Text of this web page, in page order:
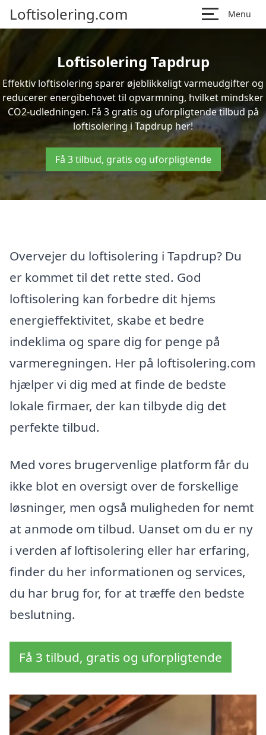
Loftisolering.com Menu
Loftisolering Tapdrup
Effektiv loftisolering sparer øjeblikkeligt varmeudgifter og
reducerer energibehovet til opvarmning, hvilket mindsker
CO2-udledningen. Få 3 gratis og uforpligtende tilbud på
loftisolering i Tapdrup her!
Få 3 tilbud, gratis og uforpligtende
Overvejer du loftisolering i Tapdrup? Du
er kommet til det rette sted. God
loftisolering kan forbedre dit hjems
energieffektivitet, skabe et bedre
indeklima og spare dig for penge på
varmeregningen. Her på loftisolering.com
hjælper vi dig med at finde de bedste
lokale firmaer, der kan tilbyde dig det
perfekte tilbud.
Med vores brugervenlige platform får du
ikke blot en oversigt over de forskellige
løsninger, men også muligheden for nemt
at anmode om tilbud. Uanset om du er ny
i verden af loftisolering eller har erfaring,
finder du her informationen og services,
du har brug for, for at træffe den bedste
beslutning.
Få 3 tilbud, gratis og uforpligtende